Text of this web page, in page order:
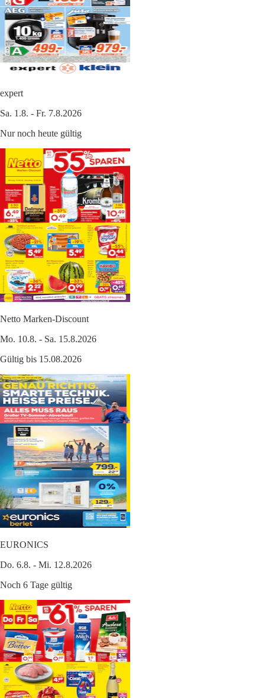
expert
Sa. 1.8. - Fr. 7.8.2026
Nur noch heute gültig
Netto Marken-Discount
Mo. 10.8. - Sa. 15.8.2026
Gültig bis 15.08.2026
EURONICS
Do. 6.8. - Mi. 12.8.2026
Noch 6 Tage gültig